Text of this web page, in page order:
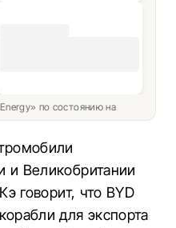
по состоянию на
и Великобритании
говорит, что BYD
для экспорта